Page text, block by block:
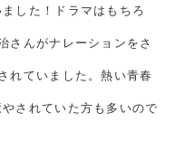
した！ドラマはもちろ
さんがナレーションをさ
れていました。熱い青春
されていた方も多いので